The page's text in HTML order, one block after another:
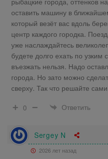
оставить машину в
который везёт вас вдоль
центр каждого городка.
уже наслаждайтесь
будете долго ехать по узким
въезжать нельзя. Надо
города. Но зато можно
сверху. Так что решайте сами.
0
Ответить
Sergey N
2026 лет назад